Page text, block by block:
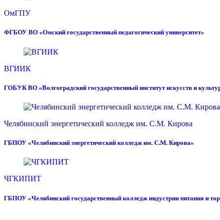
ОмГПУ
ФГБОУ ВО «Омский государственный педагогический университет»
ВГИИК
ГОБУК ВО «Волгоградский государственный институт искусств и
Челябинский энергетический колледж им. С.М. Кирова
ГБПОУ «Челябинский энергетический колледж им. С.М. Кирова»
ЧГКИПИТ
ГБПОУ «Челябинский государственный колледж индустрии питания и